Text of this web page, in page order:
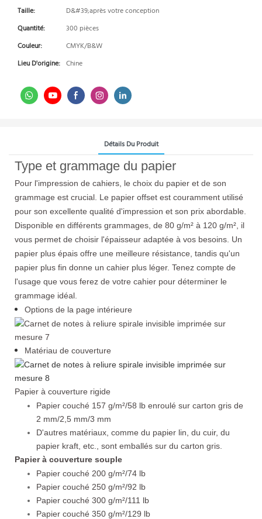
Taille:
D&#39;après votre conception
Quantité:
300 pièces
Couleur:
CMYK/B&W
Lieu D'origine: Chine
Détails Du Produit
Type et grammage du papier
Pour l'impression de cahiers, le choix du papier et de son
grammage est crucial. Le papier offset est couramment utilisé
pour son excellente qualité d'impression et son prix abordable.
Disponible en différents grammages, de 80 g/m² à 120 g/m², il
vous permet de choisir l'épaisseur adaptée à vos besoins. Un
papier plus épais offre une meilleure résistance, tandis qu'un
papier plus fin donne un cahier plus léger. Tenez compte de
l'usage que vous ferez de votre cahier pour déterminer le
grammage idéal.
Options de la page intérieure
Matériau de couverture
Papier à couverture rigide
Papier couché 157 g/m²/58 lb enroulé sur carton gris de
2 mm/2,5 mm/3 mm
D'autres matériaux, comme du papier lin, du cuir, du
papier kraft, etc., sont emballés sur du carton gris.
Papier à couverture souple
Papier couché 200 g/m²/74 lb
Papier couché 250 g/m²/92 lb
Papier couché 300 g/m²/111 lb
Papier couché 350 g/m²/129 lb